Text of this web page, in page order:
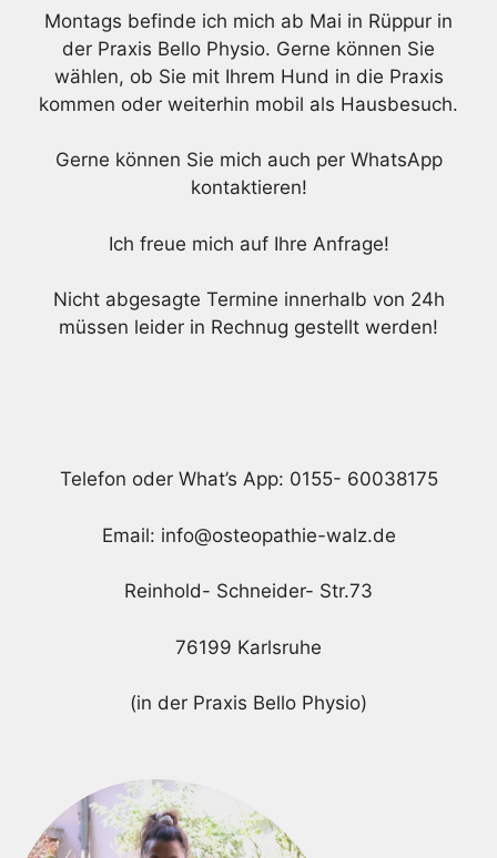
Montags befinde ich mich ab Mai in Rüppur in
der Praxis Bello Physio. Gerne können Sie
wählen, ob Sie mit Ihrem Hund in die Praxis
kommen oder weiterhin mobil als Hausbesuch.
Gerne können Sie mich auch per WhatsApp
kontaktieren!
Ich freue mich auf Ihre Anfrage!
Nicht abgesagte Termine innerhalb von 24h
müssen leider in Rechnug gestellt werden!
Telefon oder What’s App: 0155- 60038175
Email: info@osteopathie-walz.de
Reinhold- Schneider- Str.73
76199 Karlsruhe
(in der Praxis Bello Physio)